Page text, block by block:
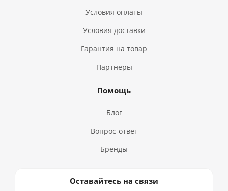
Условия оплаты
Условия доставки
Гарантия на товар
Партнеры
Помощь
Блог
Вопрос-ответ
Бренды
Оставайтесь на связи